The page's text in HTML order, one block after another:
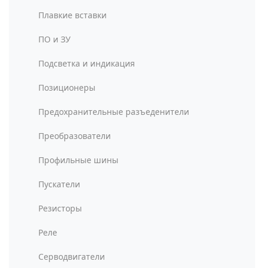
Плавкие вставки
ПО и ЗУ
Подсветка и индикация
Позиционеры
Предохранительные разъеденители
Преобразователи
Профильные шины
Пускатели
Резисторы
Реле
Серводвигатели